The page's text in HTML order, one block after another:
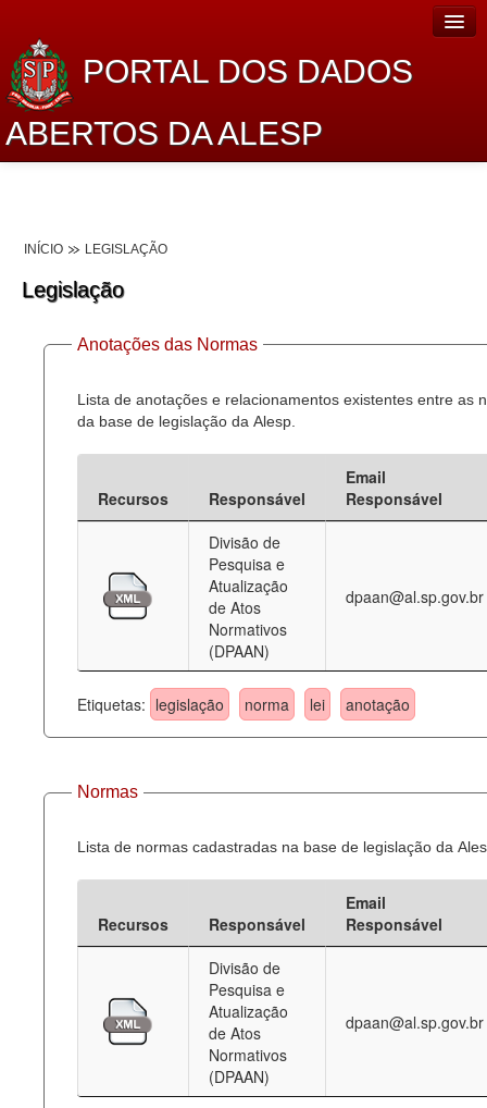
PORTAL DOS DADOS
ABERTOS DA ALESP
Dados Abertos Alesp
Lei de Acesso à Informação
Dados Governamentais Abertos
Planejamento
Deputados Estaduais
Legislação
Perguntas frequentes
Contato
INÍCIO LEGISLAÇÃO
Legislação
Anotações das Normas
Lista de anotações e relacionamentos existentes entre as
da base de legislação da Alesp.
Recursos Responsável
Email
Responsável
Divisão de
Pesquisa e
Atualização
de Atos
Normativos
(DPAAN)
dpaan@al.sp.gov.br
Etiquetas: legislação norma lei anotação
Normas
Lista de normas cadastradas na base de legislação da
Recursos Responsável
Email
Responsável
Divisão de
Pesquisa e
Atualização
de Atos
Normativos
(DPAAN)
dpaan@al.sp.gov.br